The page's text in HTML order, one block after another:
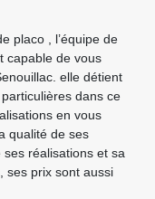
placo , l’équipe de
capable de vous
elle détient
dans ce
en vous
qualité de ses
réalisations et sa
ses prix sont aussi